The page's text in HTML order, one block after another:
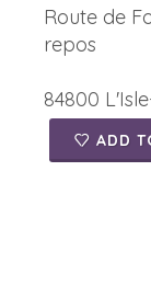
Route de
repos
84800
ADD